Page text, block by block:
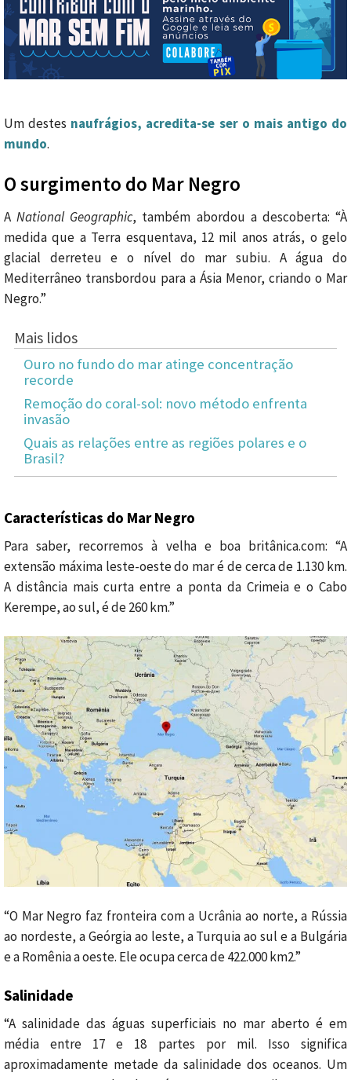
Um destes naufrágios, acredita-se ser o mais antigo do
mundo.
O surgimento do Mar Negro
ANational Geographic, também abordou a descoberta: “À
medida que a Terra esquentava, 12 mil anos atrás, o gelo
glacial derreteu e o nível do mar subiu. A água do
Mediterrâneo transbordou para a Ásia Menor, criando o Mar
Negro.”
Mais lidos
Ouro no fundo do mar atinge concentração
recorde
Remoção do coral-sol: novo método enfrenta
invasão
Quais as relações entre as regiões polares e o
Brasil?
Características do Mar Negro
Para saber, recorremos à velha e boa britânica.com: “A
extensão máxima leste-oeste do mar é de cerca de 1.130 km.
A distância mais curta entre a ponta da Crimeia e o Cabo
Kerempe, ao sul, é de 260 km.”
“O Mar Negro faz fronteira com a Ucrânia ao norte, a Rússia
ao nordeste, a Geórgia ao leste, a Turquia ao sul e a Bulgária
e a Romênia a oeste. Ele ocupa cerca de 422.000 km2.”
Salinidade
“A salinidade das águas superficiais no mar aberto é em
média entre 17 e 18 partes por mil. Isso significa
aproximadamente metade da salinidade dos oceanos. Um